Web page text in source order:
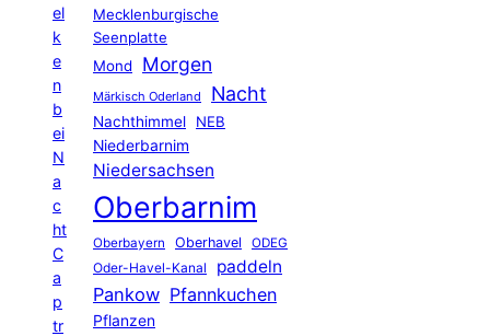
el
k
e
n
b
ei
N
a
c
ht
C
a
p
tr
Mecklenburgische
Seenplatte
Mond
Morgen
Märkisch Oderland Nacht
Nachthimmel
NEB
Niederbarnim
Niedersachsen
Oberbarnim
Oberbayern Oberhavel ODEG
Oder-Havel-Kanal paddeln
Pankow Pfannkuchen
Pflanzen